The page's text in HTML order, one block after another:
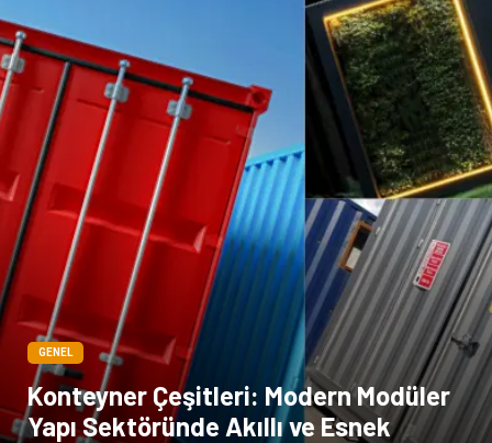
GENEL
Konteyner Çeşitleri: Modern Modüler
Yapı Sektöründe Akıllı ve Esnek